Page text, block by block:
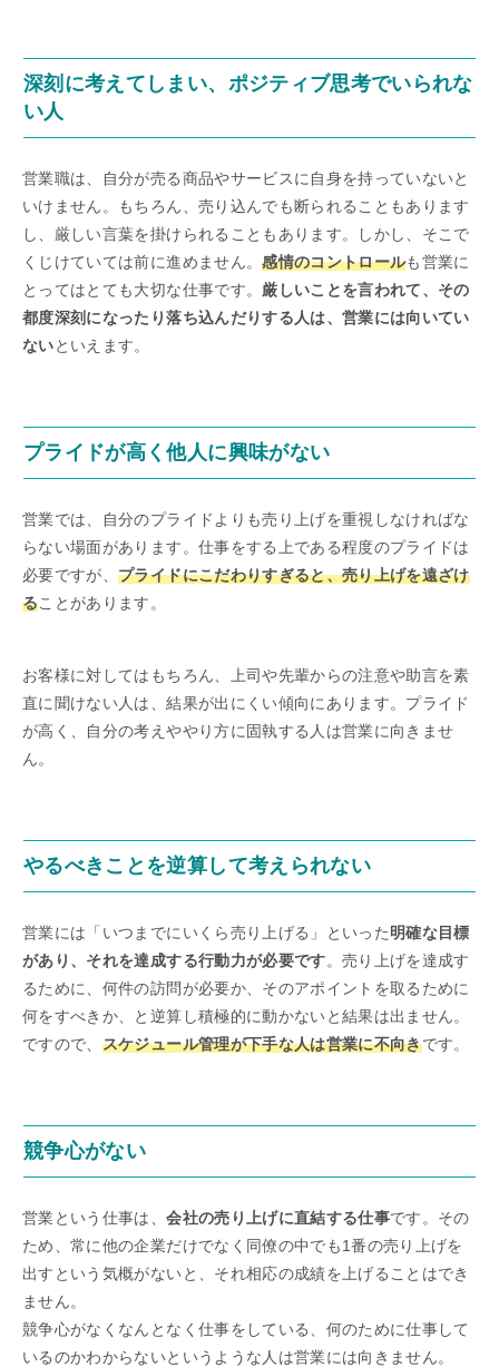
深刻に考えてしまい、ポジティブ思考でいられな
い人
営業職は、自分が売る商品やサービスに自身を持っていないと
いけません。もちろん、売り込んでも断られることもあります
し、厳しい言葉を掛けられることもあります。しかし、そこで
くじけていては前に進めません。感情のコントロールも営業に
とってはとても大切な仕事です。 厳しいことを言われて、その
都度深刻になったり落ち込んだりする人は、営業には向いてい
ないといえます。
プライドが高く他人に興味がない
営業では、自分のプライドよりも売り上げを重視しなければな
らない場面があります。仕事をする上である程度のプライドは
必要ですが、プライドにこだわりすぎると、売り上げを遠ざけ
ることがあります。
お客様に対してはもちろん、上司や先輩からの注意や助言を素
直に聞けない人は、結果が出にくい傾向にあります。プライド
が高く、自分の考えややり方に固執する人は営業に向きませ
ん。
やるべきことを逆算して考えられない
営業には「いつまでにいくら売り上げる」といった明確な目標
があり、それを達成する行動力が必要です。売り上げを達成す
るために、何件の訪問が必要か、そのアポイントを取るために
何をすべきか、と逆算し積極的に動かないと結果は出ません。
ですので、 スケジュール管理が下手な人は営業に不向きです。
競争心がない
営業という仕事は、会社の売り上げに直結する仕事です。その
ため、常に他の企業だけでなく同僚の中でも1番の売り上げを
出すという気概がないと、それ相応の成績を上げることはでき
ません。
競争心がなくなんとなく仕事をしている、何のために仕事して
いるのかわからないというような人は営業には向きません。